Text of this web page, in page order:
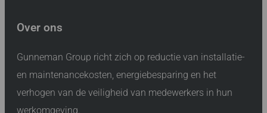
Over ons
Gunneman Group richt zich op reductie van installatie-
en maintenancekosten, energiebesparing en het
verhogen van de veiligheid van medewerkers in hun
werkomgeving.